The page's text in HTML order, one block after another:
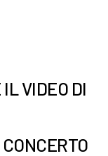
VIDEO DI